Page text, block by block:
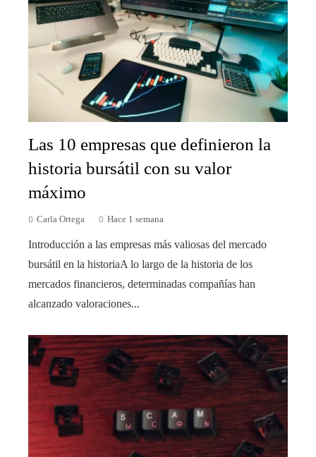
Las 10 empresas que definieron la
historia bursátil con su valor
máximo
Carla Ortega Hace 1 semana
Introducción a las empresas más valiosas del mercado
bursátil en la historiaA lo largo de la historia de los
mercados financieros, determinadas compañías han
alcanzado valoraciones...